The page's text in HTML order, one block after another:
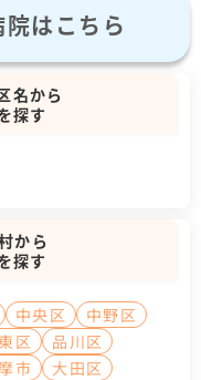
はこちら
名から
探す
から
探す
中央区
中野区
区
品川区
市
大田区